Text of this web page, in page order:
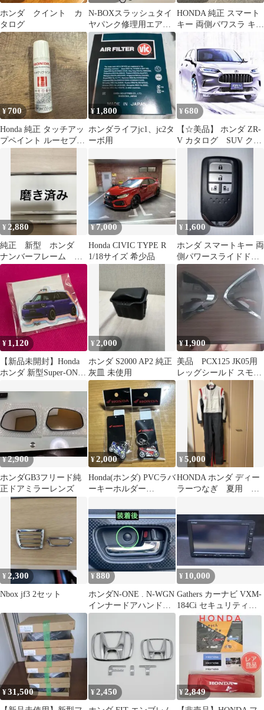
ホンダ クイント カ
タログ
N-BOXスラッシュタイ
ヤパンク修理用エアコ
ンプレッサー
HONDA 純正 スマート
キー 両側パワスラ キー
レスエントリー 本体
¥700
Honda 純正 タッチアッ
プペイント ルーセブラ
¥ 1,800
ホンダライフjc1、jc2タ
ーボ用
¥ 680
【☆美品】 ホンダ ZR-
V カタログ SUV クロ
¥ 2,880
純正 新型 ホンダ
ナンバーフレーム ラ
イセンス 1番
¥7,000
Honda CIVIC TYPE R
1/18サイズ 希少品
¥ 1,600
ホンダ スマートキー 両
側パワースライドドア
フリード
¥ 1,120
【新品未開封】Honda
ホンダ 新型Super-ONE
¥ 2,000
ホンダ S2000 AP2 純正
灰皿 未使用
¥1,900
美品 PCX125 JK05用
レッグシールド スモー
クスクリーン 左右セッ
¥2,900
ホンダGB3フリード純
正ドアミラーレンズ
¥2,000
Honda(ホンダ) PVCラバ
ーキーホルダー
¥5,000
HONDA ホンダ ディー
ラーつなぎ 夏用 LL
¥ 2,300
Nbox jf3 2セット
¥880
ホンダN-ONE . N-WGN
インナードアハンドル
ネジカバー キャップ 4
¥ 10,000
Gathers カーナビ VXM-
184Ci セキュリティー
解除コードあり
¥31,500 ¥2,450 ¥2,849